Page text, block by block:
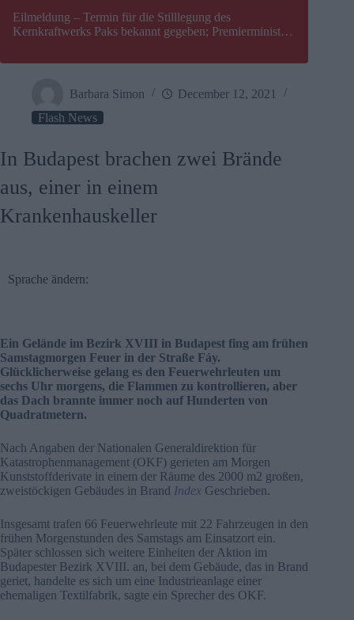
Eilmeldung – Termin für die Stilllegung des
Kernkraftwerks Paks bekannt gegeben; Premierminister
Barbara Simon
December 12, 2021
Flash News
In Budapest brachen zwei Brände
aus, einer in einem
Krankenhauskeller
Sprache ändern:
Ein Gelände im Bezirk XVIII in Budapest fing am frühen
Samstagmorgen Feuer in der Straße Fáy.
Glücklicherweise gelang es den Feuerwehrleuten um
sechs Uhr morgens, die Flammen zu kontrollieren, aber
das Dach brannte immer noch auf Hunderten von
Quadratmetern.
Nach Angaben der Nationalen Generaldirektion für
Katastrophenmanagement (OKF) gerieten am Morgen
Kunststoffderivate in einem der Räume des 2000 m2 großen,
zweistöckigen Gebäudes in Brand Index Geschrieben.
Insgesamt trafen 66 Feuerwehrleute mit 22 Fahrzeugen in den
frühen Morgenstunden des Samstags am Einsatzort ein.
Später schlossen sich weitere Einheiten der Aktion im
Budapester Bezirk XVIII. an, bei dem Gebäude, das in Brand
geriet, handelte es sich um eine Industrieanlage einer
ehemaligen Textilfabrik, sagte ein Sprecher des OKF.